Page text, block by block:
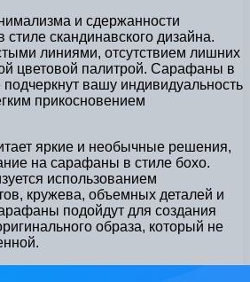
и сдержанности
скандинавского дизайна.
линиями, отсутствием лишних
цветовой палитрой. Сарафаны в
вашу индивидуальность
прикосновением
яркие и необычные решения,
на сарафаны в стиле бохо.
использованием
кружева, объемных деталей и
подойдут для создания
образа, который не